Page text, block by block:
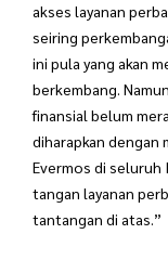
akses layanan
seiring
ini pula yang akan
berkembang.
finansial belum
diharapkan dengan
Evermos di seluruh
tangan layanan
tantangan di atas.”